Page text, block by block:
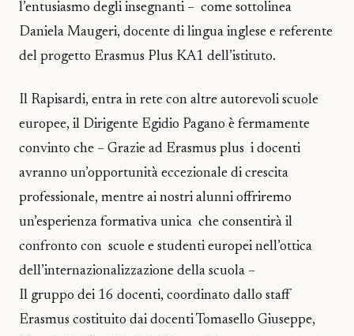
l’entusiasmo degli insegnanti – come sottolinea
Daniela Maugeri, docente di lingua inglese e referente
del progetto Erasmus Plus KA1 dell’istituto.
Il Rapisardi, entra in rete con altre autorevoli scuole
europee, il Dirigente Egidio Pagano è fermamente
convinto che – Grazie ad Erasmus plus i docenti
avranno un’opportunità eccezionale di crescita
professionale, mentre ai nostri alunni offriremo
un’esperienza formativa unica che consentirà il
confronto con scuole e studenti europei nell’ottica
dell’internazionalizzazione della scuola –
Il gruppo dei 16 docenti, coordinato dallo staff
Erasmus costituito dai docenti Tomasello Giuseppe,